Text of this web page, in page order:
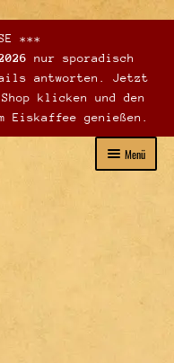
***
nur sporadisch
antworten. Jetzt
klicken und den
Eiskaffee genießen.
Menü